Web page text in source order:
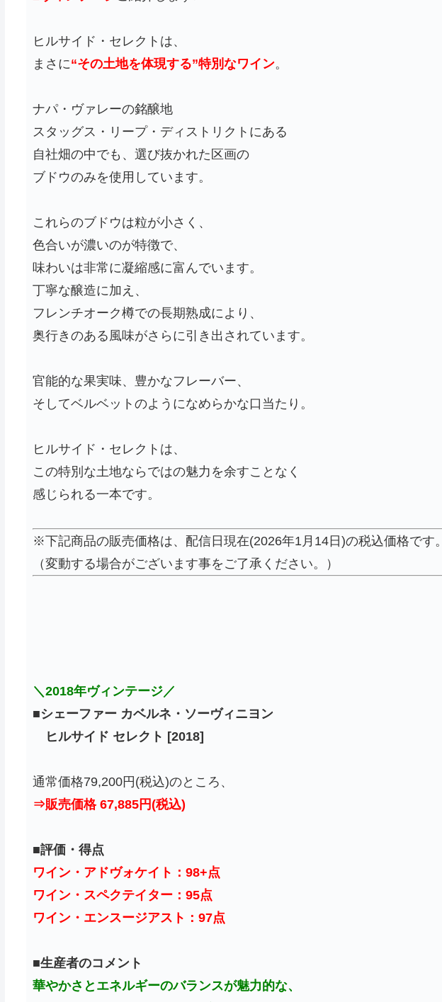
ヒルサイド・セレクトは、
まさに“その土地を体現する”特別なワイン。
ナパ・ヴァレーの銘醸地
スタッグス・リープ・ディストリクトにある
自社畑の中でも、選び抜かれた区画の
ブドウのみを使用しています。
これらのブドウは粒が小さく、
色合いが濃いのが特徴で、
味わいは非常に凝縮感に富んでいます。
丁寧な醸造に加え、
フレンチオーク樽での長期熟成により、
奥行きのある風味がさらに引き出されています。
官能的な果実味、豊かなフレーバー、
そしてベルベットのようになめらかな口当たり。
ヒルサイド・セレクトは、
この特別な土地ならではの魅力を余すことなく
感じられる一本です。
※下記商品の販売価格は、配信日現在(2026年1月14日)の税込価格です。
（変動する場合がございます事をご了承ください。）
＼2018年ヴィンテージ／
■シェーファー カベルネ・ソーヴィニヨン
ヒルサイド セレクト [2018]
通常価格79,200円(税込)のところ、
⇒販売価格 67,885円(税込)
■評価・得点
ワイン・アドヴォケイト：98+点
ワイン・スペクテイター：95点
ワイン・エンスージアスト：97点
■生産者のコメント
華やかさとエネルギーのバランスが魅力的な、